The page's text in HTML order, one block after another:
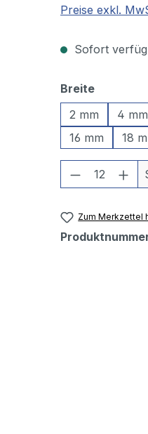
Preise exkl.
Sofort
Breite
2 mm
4 mm
16 mm
18
Produkt
Zum Merkzettel